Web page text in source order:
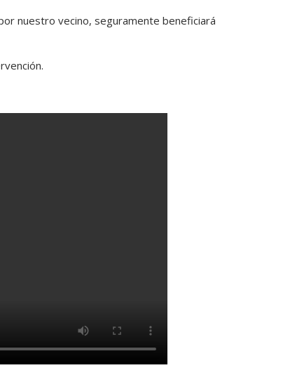
nuestro vecino, seguramente beneficiará